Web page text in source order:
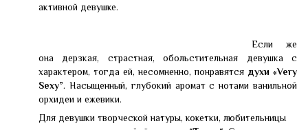
активной девушке.
Если же
она дерзкая, страстная, обольстительная девушка с
характером, тогда ей, несомненно, понравятся духи «Very
Sexy”. Насыщенный, глубокий аромат с нотами ванильной
орхидеи и ежевики.
Для девушки творческой натуры, кокетки, любительницы